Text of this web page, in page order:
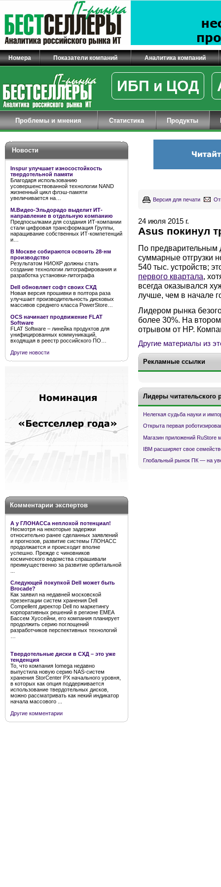
Номера Показатели компаний Аналитика компаний
ИБП и ЦОД
Проблемы и мнения Статистика Продукты
Новости
Inspur улучшает износостойкость
твердотельной памяти
Благодаря использованию
усовершенствованной технологии NAND
жизненный цикл флэш-памяти
увеличивается на…
М.Видео-Эльдорадо выделит ИТ-
направление в отдельную компанию
Предпосылками для создания ИТ-компании
стали цифровая трансформация Группы,
наращивание собственных ИТ-компетенций
и…
В Москве собираются освоить 28-нм
производство
Результатом НИОКР должны стать
создание технологии литографирования и
разработка установки-литографа
Dell обновляет софт своих СХД
Новая версия прошивки в полтора раза
улучшает производительность дисковых
массивов среднего класса PowerStore…
OCS начинает продвижение FLAT
Software
FLAT Software – линейка продуктов для
унифицированных коммуникаций,
входящая в реестр российского ПО…
Другие новости
Комментарии экспертов
А у ГЛОНАССа неплохой потенциал!
Несмотря на некоторые задержки
относительно ранее сделанных заявлений
и прогнозов, развитие системы ГЛОНАСС
продолжается и происходит вполне
успешно. Прежде с чиновников
космического ведомства спрашивали
преимущественно за развитие орбитальной
Следующей покупкой Dell может быть
Brocade?
Как заявил на недавней московской
презентации систем хранения Dell
Compellent директор Dell по маркетингу
корпоративных решений в регионе EMEA
Бассем Хуссейни, его компания планирует
продолжить серию поглощений
разработчиков перспективных технологий
Твердотельные диски в СХД – это уже
тенденция
То, что компания Iomega недавно
выпустила новую серию NAS-систем
хранения StorCenter PX начального уровня,
в которых как опция поддерживается
использование твердотельных дисков,
можно рассматривать как некий индикатор
начала массового ...
Другие комментарии
Версия для печати
24 июля 2015 г.
Asus покинул
По предварительным
суммарные отгрузки
540 тыс. устройств;
первого квартала ,
всегда оказывался
лучше, чем в начале
Лидером рынка
более 30%. На
отрывом от HP.
Другие материалы из
Рекламные ссылки
Лидеры читательского
Нелегкая судьба науки и
Открыта первая
Магазин приложений RuStore
IBM расширяет свое
Глобальный рынок ПК — на